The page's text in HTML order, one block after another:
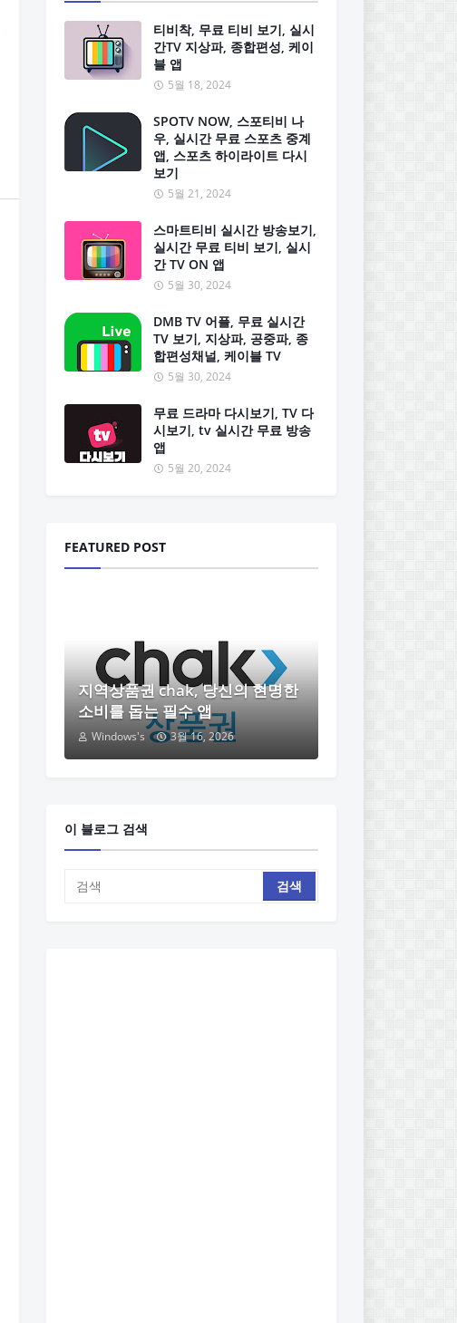
티비착, 무료 티비 보기, 실시
간TV 지상파, 종합편성, 케이
블 앱
5월 18, 2024
SPOTV NOW, 스포티비 나
우, 실시간 무료 스포츠 중계
앱, 스포츠 하이라이트 다시
보기
5월 21, 2024
스마트티비 실시간 방송보기,
실시간 무료 티비 보기, 실시
간 TV ON 앱
5월 30, 2024
DMB TV 어플, 무료 실시간
TV 보기, 지상파, 공중파, 종
합편성채널, 케이블 TV
5월 30, 2024
무료 드라마 다시보기, TV 다
시보기, tv 실시간 무료 방송
앱
5월 20, 2024
FEATURED POST
지역상품권 chak, 당신의 현명한
소비를 돕는 필수 앱
Windows's 3월 16, 2026
이 블로그 검색